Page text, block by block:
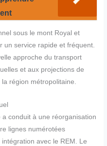
sous le mont Royal et
un service rapide et fréquent.
approche du transport
et aux projections de
région métropolitaine.
a conduit à une réorganisation
lignes numérotées
avec le REM. Le